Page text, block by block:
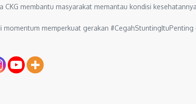
CKG membantu masyarakat memantau kondisi
momentum memperkuat gerakan